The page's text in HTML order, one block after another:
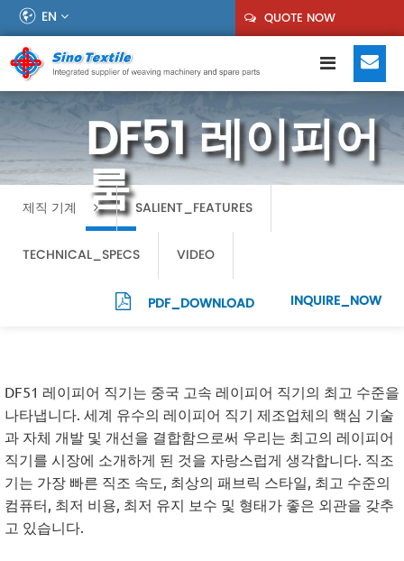
EN QUOTE NOW
DF51 레이피어
룸
제직 기계 SALIENT_FEATURES
TECHNICAL_SPECS VIDEO
PDF_DOWNLOAD INQUIRE_NOW
DF51 레이피어 직기는 중국 고속 레이피어 직기의 최고 수준을
나타냅니다. 세계 유수의 레이피어 직기 제조업체의 핵심 기술
과 자체 개발 및 개선을 결합함으로써 우리는 최고의 레이피어
직기를 시장에 소개하게 된 것을 자랑스럽게 생각합니다. 직조
기는 가장 빠른 직조 속도, 최상의 패브릭 스타일, 최고 수준의
컴퓨터, 최저 비용, 최저 유지 보수 및 형태가 좋은 외관을 갖추
고 있습니다.